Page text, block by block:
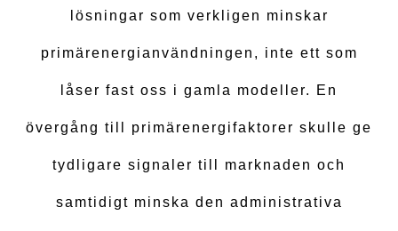
lösningar som verkligen minskar
primärenergianvändningen, inte ett som
låser fast oss i gamla modeller. En
övergång till primärenergifaktorer skulle ge
tydligare signaler till marknaden och
samtidigt minska den administrativa